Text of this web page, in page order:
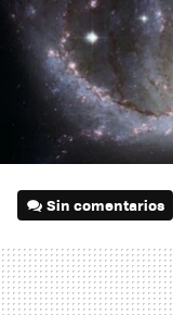
Sin comentarios